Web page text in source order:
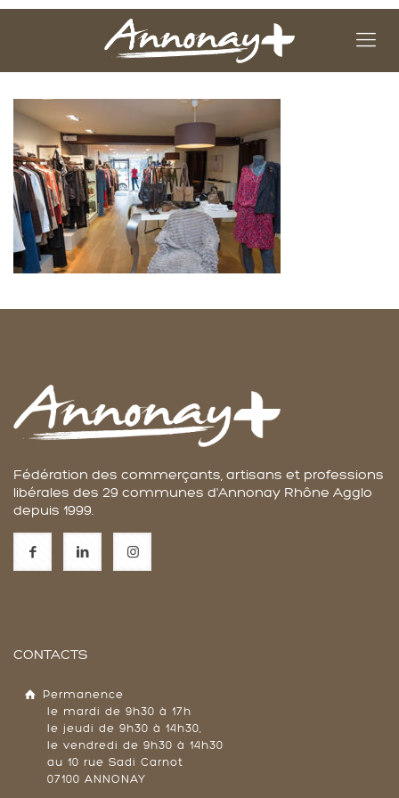
Fédération des commerçants, artisans et professions
libérales des 29 communes d'Annonay Rhône Agglo
depuis 1999.
CONTACTS
Permanence
le mardi de 9h30 à 17h
le jeudi de 9h30 à 14h30,
le vendredi de 9h30 à 14h30
au 10 rue Sadi Carnot
07100 ANNONAY